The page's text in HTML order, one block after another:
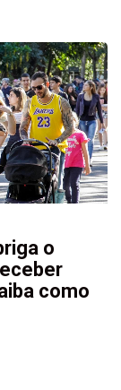
o
como